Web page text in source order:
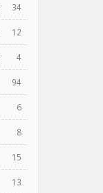
34
12
4
94
6
8
15
13